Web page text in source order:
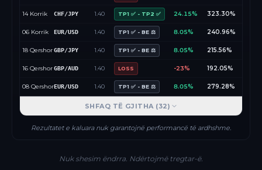
14 Korrik CHF/JPY 1.40 TP1 ✅ - TP2 ✅ 24.15% 323.30%
06 Korrik EUR/USD 1.40 TP1 ✅ - BE ⚖️ 8.05% 240.96%
18 QershorGBP/JPY 1.40 TP1 ✅ - BE ⚖️ 8.05% 215.56%
16 QershorGBP/AUD 1.40 LOSS -23% 192.05%
08 QershorEUR/USD 1.40 TP1 ✅ - BE ⚖️ 8.05% 279.28%
SHFAQ TË GJITHA (32)
Rezultatet e kaluara nuk garantojnë performancë të ardhshme.
Nuk shesim ëndrra. Ndërtojmë tregtar-ë.